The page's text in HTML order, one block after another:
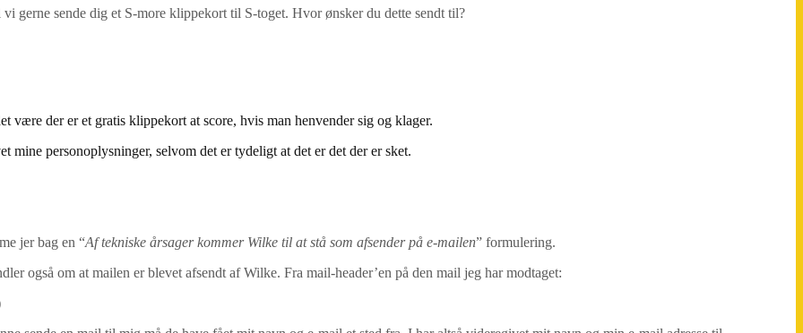
gerne sende dig et S-more klippekort til S-toget. Hvor ønsker du dette sendt til?
være der er et gratis klippekort at score, hvis man henvender sig og klager.
mine personoplysninger, selvom det er tydeligt at det er det der er sket.
jer bag en “Af tekniske årsager kommer Wilke til at stå som afsender på e-mailen” formulering.
også om at mailen er blevet afsendt af Wilke. Fra mail-header’en på den mail jeg har modtaget: